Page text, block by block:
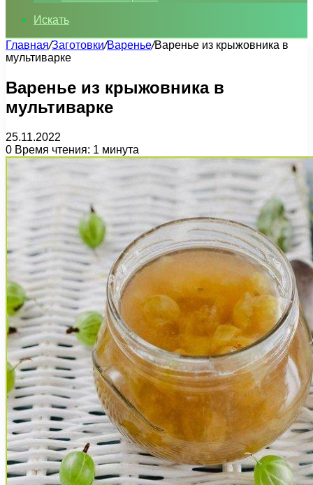
Искать
Главная/Заготовки/Варенье/Варенье из крыжовника в
мультиварке
Варенье из крыжовника в
мультиварке
25.11.2022
0 Время чтения: 1 минута